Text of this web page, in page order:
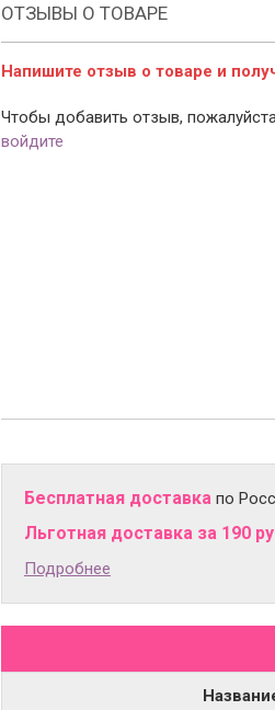
ОТЗЫВЫ О ТОВАРЕ
Напишите отзыв о товаре и
Чтобы добавить отзыв,
войдите
Бесплатная доставка по
Льготная доставка за 190
Подробнее